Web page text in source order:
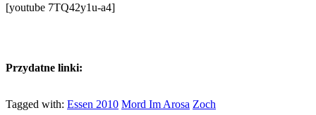
[youtube 7TQ42y1u-a4]
Przydatne linki:
Tagged with: Essen 2010 Mord Im Arosa Zoch